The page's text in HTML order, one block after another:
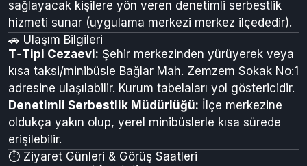
Yalvaç Denetimli Serbestlik Müdürlüğü
Adres: Yalvaç Merkez (ilçede) meskûn Çiftlikköy
posta kodunda bulunmaktadır.
Kimler Kalır?Tahliye sonrası topluma uyum
sağlayacak kişilere yön veren denetimli serbestlik
hizmeti sunar (uygulama merkezi merkez ilçededir).
🚗 Ulaşım Bilgileri
T‑Tipi Cezaevi:Şehir merkezinden yürüyerek veya
kısa taksi/minibüsle Bağlar Mah. Zemzem Sokak No:1
adresine ulaşılabilir. Kurum tabelaları yol göstericidir.